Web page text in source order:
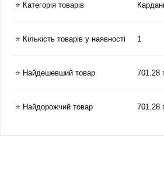
⭐ Категорія товарів
⭐ Кількість товарів у наявності 1
⭐ Найдешевший товар 701.28
⭐ Найдорожчий товар 701.28